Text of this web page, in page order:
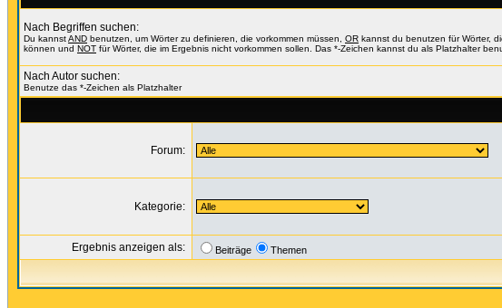
Nach Begriffen suchen:
Du kannstAND benutzen, um Wörter zu definieren, die vorkommen müssen, OR kannst du benutzen für Wörter,
können und NOT für Wörter, die im Ergebnis nicht vorkommen sollen. Das *-Zeichen kannst du als Platzhalter
Nach Autor suchen:
Benutze das *-Zeichen als Platzhalter
Forum:
Kategorie:
Ergebnis anzeigen als: Beiträge Themen